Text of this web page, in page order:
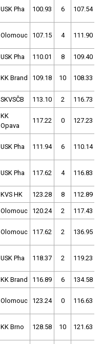
USK Pha 100.93 6 107.54
Olomouc 107.15 4 111.90
USK Pha 110.01 8 109.40
KK Brand 109.18 10 108.33
SKVSČB 113.10 2 116.73
KK
Opava
117.22 0 127.23
USK Pha 111.94 6 110.14
USK Pha 117.62 4 116.83
KVS HK 123.28 8 112.89
Olomouc 120.24 2 117.43
Olomouc 117.62 2 136.95
USK Pha 118.37 2 119.23
KK Brand 116.89 6 134.58
Olomouc 123.24 0 116.63
KK Brno 128.58 10 121.63